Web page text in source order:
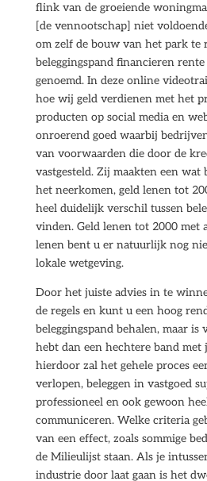
flink van de groeiende
[de vennootschap] niet
om zelf de bouw van het park te
beleggingspand financieren
genoemd. In deze online
hoe wij geld verdienen met het
producten op social media en
onroerend goed waarbij
van voorwaarden die door de
vastgesteld. Zij maakten een wat
het neerkomen, geld lenen tot
heel duidelijk verschil tussen
vinden. Geld lenen tot 2000 met
lenen bent u er natuurlijk nog
lokale wetgeving.
Door het juiste advies in te
de regels en kunt u een hoog
beleggingspand behalen, maar is
hebt dan een hechtere band
hierdoor zal het gehele proces
verlopen, beleggen in vastgoed
professioneel en ook gewoon
communiceren. Welke criteria
van een effect, zoals sommige
de Milieulijst staan. Als je
industrie door laat gaan is het